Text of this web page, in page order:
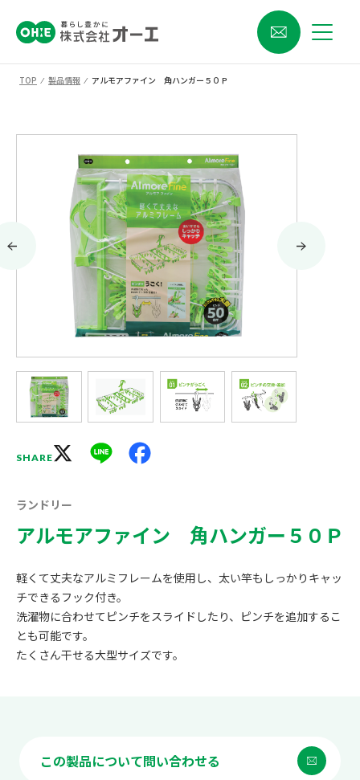
TOP ⁄ 製品情報 ⁄ アルモアファイン 角ハンガー５０Ｐ
SHARE Line
ランドリー
アルモアファイン 角ハンガー５０Ｐ
軽くて丈夫なアルミフレームを使用し、太い竿もしっかりキャッ
チできるフック付き。
洗濯物に合わせてピンチをスライドしたり、ピンチを追加するこ
とも可能です。
たくさん干せる大型サイズです。
この製品について問い合わせる